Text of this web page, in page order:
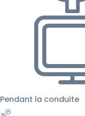
Pendant la conduite